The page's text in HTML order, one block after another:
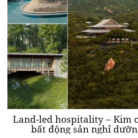
Land-led hospitality – Kim
bất động sản nghỉ